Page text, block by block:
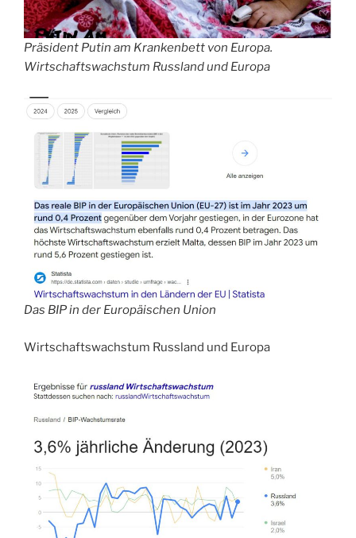
Präsident Putin am Krankenbett von Europa.
Wirtschaftswachstum Russland und Europa
Das BIP in der Europäischen Union
Wirtschaftswachstum Russland und Europa